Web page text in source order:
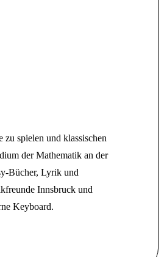
spielen und klassischen
der Mathematik an der
Bücher, Lyrik und
Innsbruck und
Keyboard.